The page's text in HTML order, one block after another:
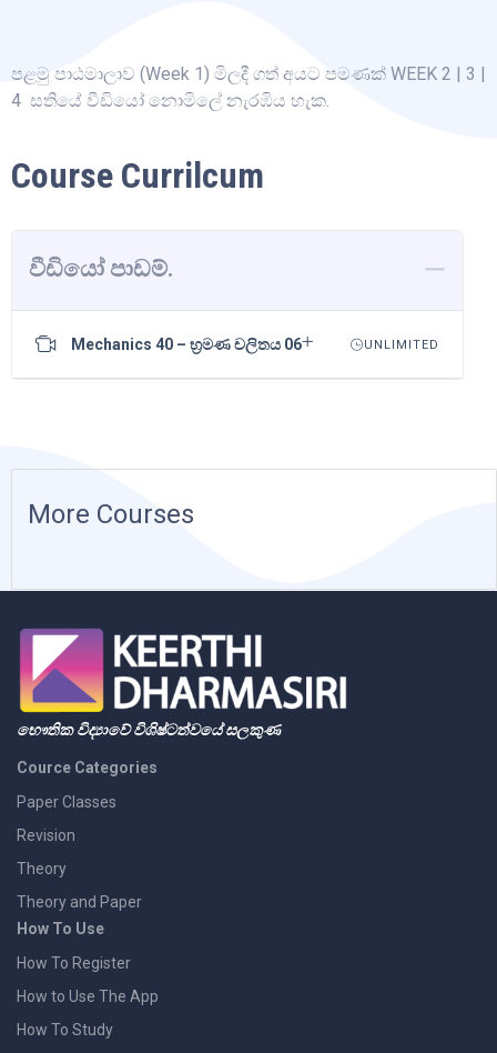
පළමු පාඨමාලාව (Week 1) මිලදී ගත් අයට පමණක් WEEK 2 | 3 |
4 සතියේ වීඩියෝ නොමිලේ නැරඹිය හැක.
Course Currilcum
වීඩියෝ පාඩම්.
Mechanics 40 – භ්‍රමණ චලිතය 06 UNLIMITED
More Courses
භෞතික විද්‍යාවේ විශිෂ්ටත්වයේ සලකුණ
Cource Categories
Paper Classes
Revision
Theory
Theory and Paper
How To Use
How To Register
How to Use The App
How To Study